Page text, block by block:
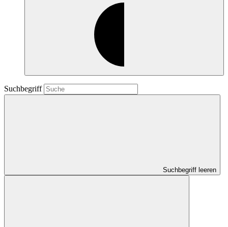
Suchbegriff
Suchbegriff leeren